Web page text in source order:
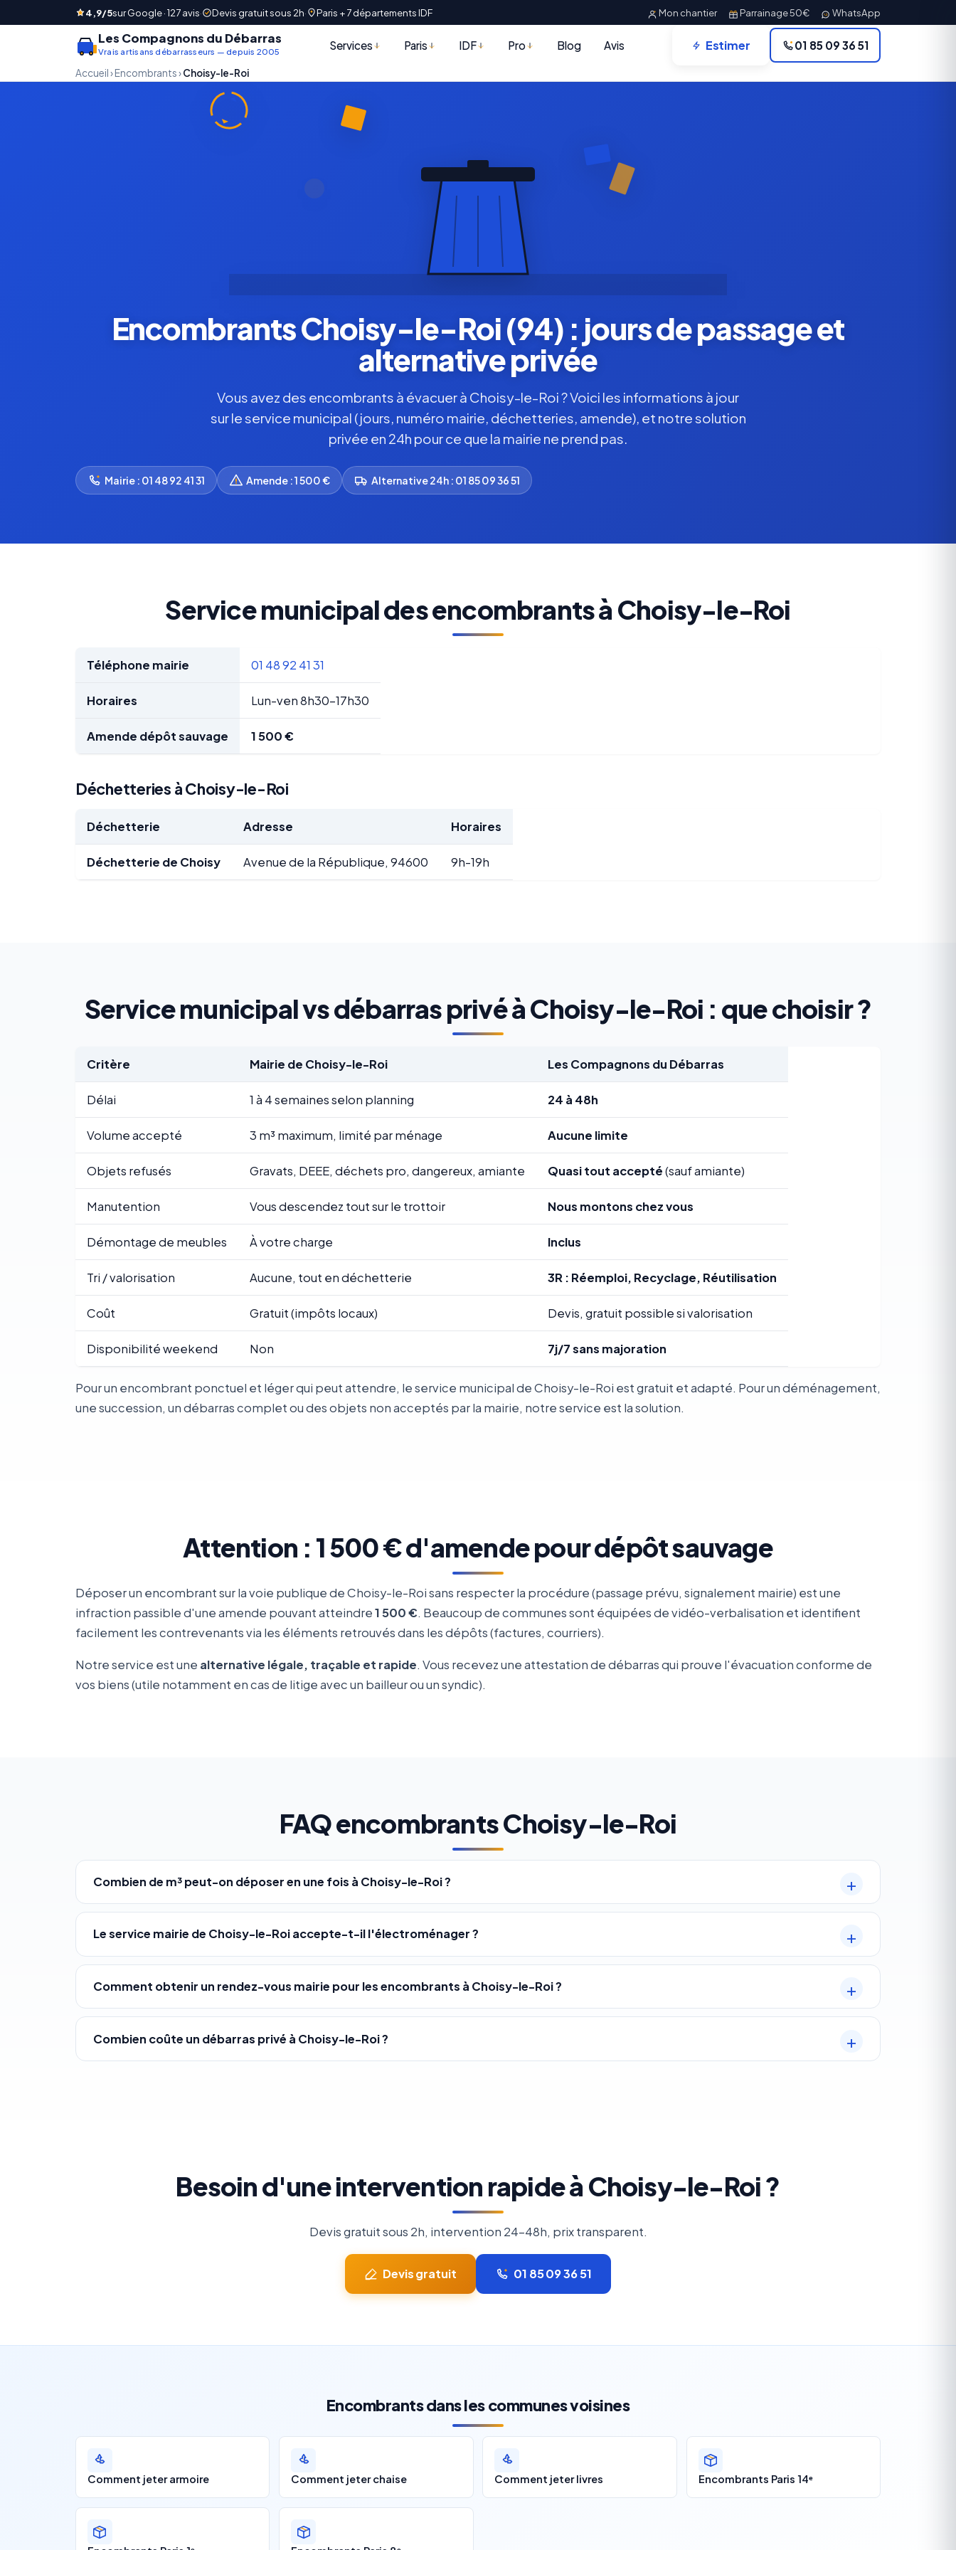
4,9/5sur Google · 127 avis· Devis gratuit sous 2h· Paris + 7 départements IDF Mon chantier Parrainage 50€ WhatsApp
Les Compagnons du Débarras
Vrais artisans débarrasseurs — depuis 2005 Services Paris IDF Pro Blog Avis Estimer 01 85 09 36 51
Accueil›Encombrants›Choisy-le-Roi
Encombrants Choisy-le-Roi (94) : jours de passage et
alternative privée
Vous avez des encombrants à évacuer à Choisy-le-Roi ? Voici les informations à jour
sur le service municipal (jours, numéro mairie, déchetteries, amende), et notre solution
privée en 24h pour ce que la mairie ne prend pas.
Mairie : 01 48 92 41 31 Amende : 1 500 € Alternative 24h : 01 85 09 36 51
Service municipal des encombrants à Choisy-le-Roi
Téléphone mairie 01 48 92 41 31
Horaires Lun-ven 8h30-17h30
Amende dépôt sauvage 1 500 €
Déchetteries à Choisy-le-Roi
Déchetterie Adresse Horaires
Déchetterie de Choisy Avenue de la République, 94600 9h-19h
Service municipal vs débarras privé à Choisy-le-Roi : que choisir ?
Critère Mairie de Choisy-le-Roi Les Compagnons du Débarras
Délai 1 à 4 semaines selon planning 24 à 48h
Volume accepté 3 m³ maximum, limité par ménage Aucune limite
Objets refusés Gravats, DEEE, déchets pro, dangereux, amiante Quasi tout accepté(sauf amiante)
Manutention Vous descendez tout sur le trottoir Nous montons chez vous
Démontage de meubles À votre charge Inclus
Tri / valorisation Aucune, tout en déchetterie 3R : Réemploi, Recyclage, Réutilisation
Coût Gratuit (impôts locaux) Devis, gratuit possible si valorisation
Disponibilité weekend Non 7j/7 sans majoration
Pour un encombrant ponctuel et léger qui peut attendre, le service municipal de Choisy-le-Roi est gratuit et adapté. Pour un déménagement,
une succession, un débarras complet ou des objets non acceptés par la mairie, notre service est la solution.
Attention : 1 500 € d'amende pour dépôt sauvage
Déposer un encombrant sur la voie publique de Choisy-le-Roi sans respecter la procédure (passage prévu, signalement mairie) est une
infraction passible d'une amende pouvant atteindre1 500 €. Beaucoup de communes sont équipées de vidéo-verbalisation et identifient
facilement les contrevenants via les éléments retrouvés dans les dépôts (factures, courriers).
Notre service est une alternative légale, traçable et rapide. Vous recevez une attestation de débarras qui prouve l'évacuation conforme de
vos biens (utile notamment en cas de litige avec un bailleur ou un syndic).
FAQ encombrants Choisy-le-Roi
Combien de m³ peut-on déposer en une fois à Choisy-le-Roi ?
Le service mairie de Choisy-le-Roi accepte-t-il l'électroménager ?
Comment obtenir un rendez-vous mairie pour les encombrants à Choisy-le-Roi ?
Combien coûte un débarras privé à Choisy-le-Roi ?
Besoin d'une intervention rapide à Choisy-le-Roi ?
Devis gratuit sous 2h, intervention 24-48h, prix transparent.
Devis gratuit 01 85 09 36 51
Encombrants dans les communes voisines
Comment jeter armoire Comment jeter chaise Comment jeter livres Encombrants Paris 14ᵉ